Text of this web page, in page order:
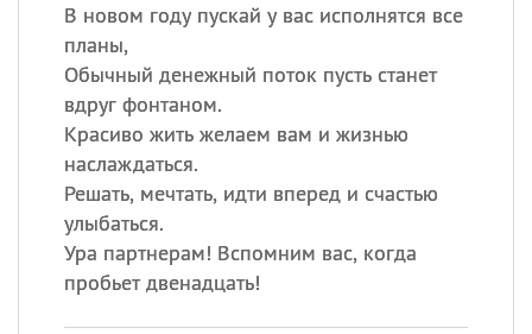
В новом году пускай у вас исполнятся все
планы,
Обычный денежный поток пусть станет
вдруг фонтаном.
Красиво жить желаем вам и жизнью
наслаждаться.
Решать, мечтать, идти вперед и счастью
улыбаться.
Ура партнерам! Вспомним вас, когда
пробьет двенадцать!